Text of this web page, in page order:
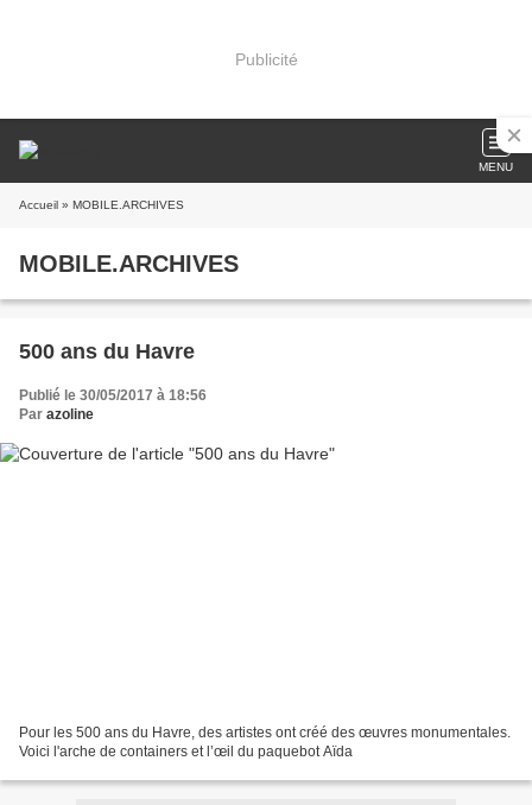
Publicité
MENU
Accueil » MOBILE.ARCHIVES
MOBILE.ARCHIVES
500 ans du Havre
Publié le 30/05/2017 à 18:56
Par azoline
Pour les 500 ans du Havre, des artistes ont créé des œuvres monumentales.
Voici l'arche de containers et l’œil du paquebot Aïda